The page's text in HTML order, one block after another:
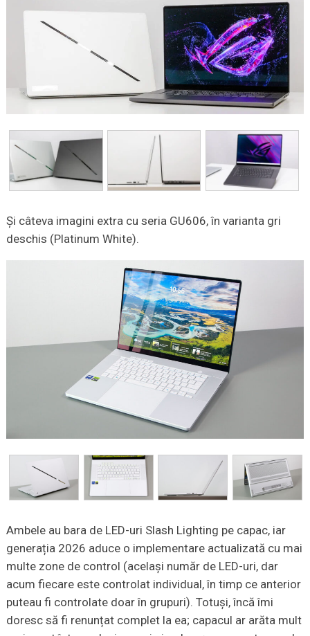
Și câteva imagini extra cu seria GU606, în varianta gri
deschis (Platinum White).
Ambele au bara de LED-uri Slash Lighting pe capac, iar
generația 2026 aduce o implementare actualizată cu mai
multe zone de control (același număr de LED-uri, dar
acum fiecare este controlat individual, în timp ce anterior
puteau fi controlate doar în grupuri). Totuși, încă îmi
doresc să fi renunțat complet la ea; capacul ar arăta mult